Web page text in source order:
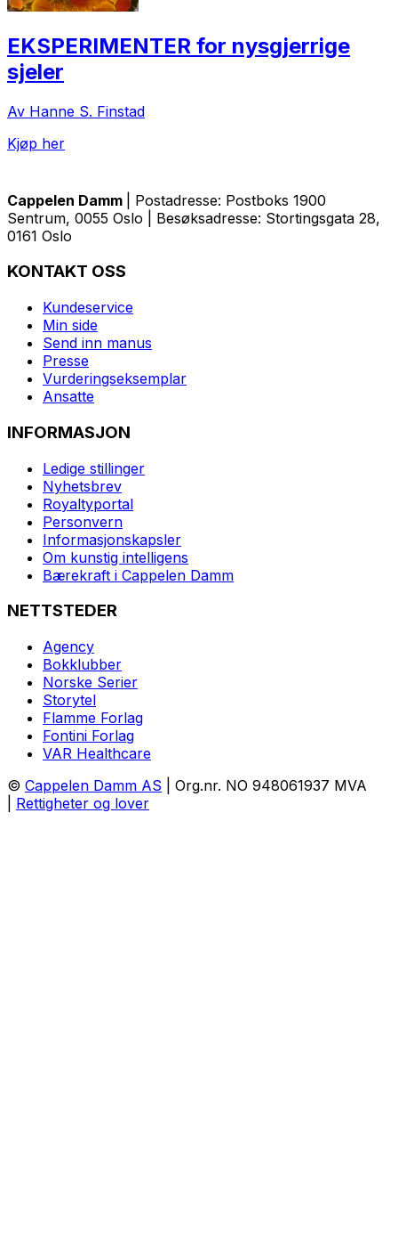
EKSPERIMENTER for nysgjerrige
sjeler
Av Hanne S. Finstad
Kjøp her
Cappelen Damm
| Postadresse: Postboks 1900
Sentrum, 0055 Oslo | Besøksadresse: Stortingsgata 28,
0161 Oslo
KONTAKT OSS
Kundeservice
Min side
Send inn manus
Presse
Vurderingseksemplar
Ansatte
INFORMASJON
Ledige stillinger
Nyhetsbrev
Royaltyportal
Personvern
Informasjonskapsler
Om kunstig intelligens
Bærekraft i Cappelen Damm
NETTSTEDER
Agency
Bokklubber
Norske Serier
Storytel
Flamme Forlag
Fontini Forlag
VAR Healthcare
© Cappelen Damm AS | Org.nr. NO 948061937 MVA
Rettigheter og lover